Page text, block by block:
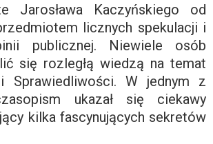
Jarosława Kaczyńskiego od
licznych spekulacji i
publicznej. Niewiele osób
się rozległą wiedzą na temat
Sprawiedliwości. W jednym z
ukazał się ciekawy
kilka fascynujących sekretów